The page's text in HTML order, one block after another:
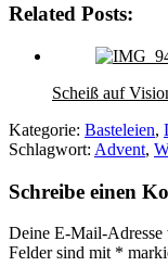
Related Posts:
Scheiß auf
Kategorie: Basteleien,
Schlagwort: Advent,
Schreibe einen
Deine E-Mail-
Felder sind mit *